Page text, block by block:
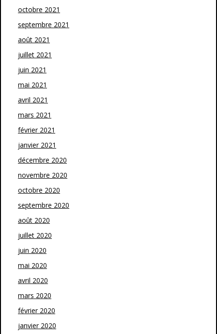
octobre 2021
septembre 2021
août 2021
juillet 2021
juin 2021
mai 2021
avril 2021
mars 2021
février 2021
janvier 2021
décembre 2020
novembre 2020
octobre 2020
septembre 2020
août 2020
juillet 2020
juin 2020
mai 2020
avril 2020
mars 2020
février 2020
janvier 2020